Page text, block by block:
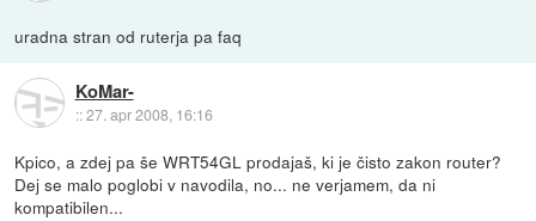
uradna stran od ruterja pa faq
KoMar-
::27. apr 2008, 16:16
Kpico, a zdej pa še WRT54GL prodajaš, ki je čisto zakon router?
Dej se malo poglobi v navodila, no... ne verjamem, da ni
kompatibilen...